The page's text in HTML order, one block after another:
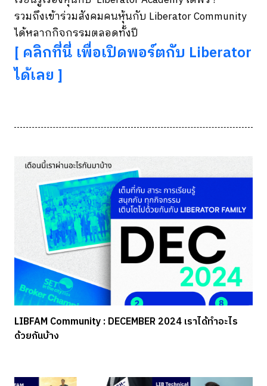
รวมถึงเข้าร่วมสังคมคนหุ้นกับ Liberator Community
ได้หลากกิจกรรมตลอดทั้งปี
[ คลิกที่นี่ เพื่อเปิดพอร์ตกับ Liberator
ได้เลย ]
LIBFAM Community : DECEMBER 2024 เราได้ทำอะไร
ด้วยกันบ้าง